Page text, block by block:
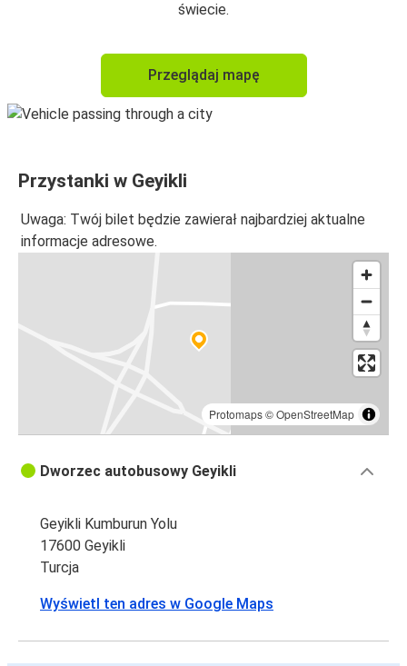
świecie.
Przeglądaj mapę
Przystanki w Geyikli
Uwaga: Twój bilet będzie zawierał najbardziej aktualne
informacje adresowe.
Protomaps©OpenStreetMap
Dworzec autobusowy Geyikli
Geyikli Kumburun Yolu
17600 Geyikli
Turcja
Wyświetl ten adres w Google Maps